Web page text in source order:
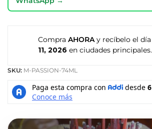
Compra AHORA y recíbelo el día
11, 2026 en ciudades principales.
SKU: M-PASSION-74ML